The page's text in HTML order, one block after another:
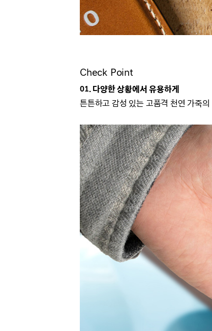
Check Point
01. 다양한 상황에서 유용하게
튼튼하고 감성 있는 고품격 천연 가죽의